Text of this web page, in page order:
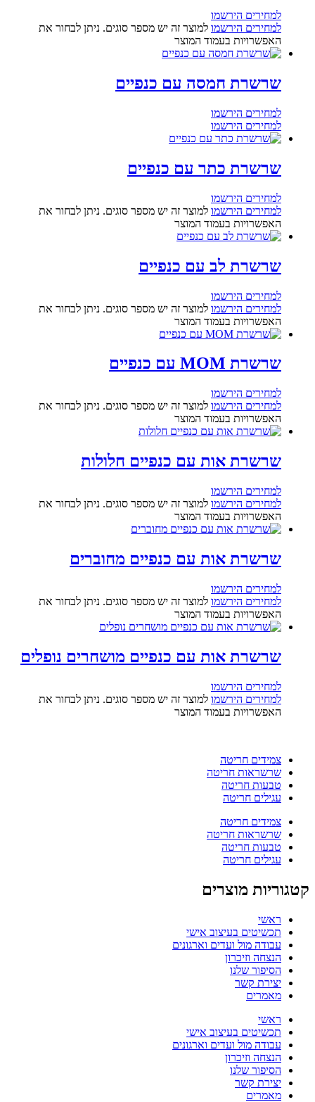
למחירים הירשמו
למחירים הירשמו למוצר זה יש מספר סוגים. ניתן לבחור את
האפשרויות בעמוד המוצר
שרשרת חמסה עם כנפיים
למחירים הירשמו
למחירים הירשמו
שרשרת כתר עם כנפיים
למחירים הירשמו
למחירים הירשמו למוצר זה יש מספר סוגים. ניתן לבחור את
האפשרויות בעמוד המוצר
שרשרת לב עם כנפיים
למחירים הירשמו
למחירים הירשמו למוצר זה יש מספר סוגים. ניתן לבחור את
האפשרויות בעמוד המוצר
שרשרת MOM עם כנפיים
למחירים הירשמו
למחירים הירשמו למוצר זה יש מספר סוגים. ניתן לבחור את
האפשרויות בעמוד המוצר
שרשרת אות עם כנפיים חלולות
למחירים הירשמו
למחירים הירשמו למוצר זה יש מספר סוגים. ניתן לבחור את
האפשרויות בעמוד המוצר
שרשרת אות עם כנפיים מחוברים
למחירים הירשמו
למחירים הירשמו למוצר זה יש מספר סוגים. ניתן לבחור את
האפשרויות בעמוד המוצר
שרשרת אות עם כנפיים מושחרים נופלים
למחירים הירשמו
למחירים הירשמו למוצר זה יש מספר סוגים. ניתן לבחור את
האפשרויות בעמוד המוצר
צמידים חריטה
שרשראות חריטה
טבעות חריטה
עגילים חריטה
צמידים חריטה
שרשראות חריטה
טבעות חריטה
עגילים חריטה
קטגוריות מוצרים
ראשי
תכשיטים בעיצוב אישי
עבודה מול ועדים וארגונים
הנצחה וזיכרון
הסיפור שלנו
יצירת קשר
מאמרים
ראשי
תכשיטים בעיצוב אישי
עבודה מול ועדים וארגונים
הנצחה וזיכרון
הסיפור שלנו
יצירת קשר
מאמרים